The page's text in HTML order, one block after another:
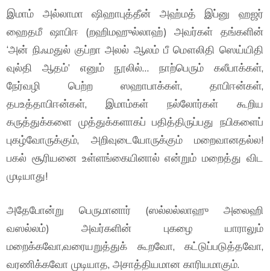
இமாம் அல்லாமா ஷிஹாபுத்தீன் அஹ்மத் இப்னு ஹஜர்
ஹைதமீ ஷாபிஈ (றஹிமஹுல்லாஹ்) அவர்கள் தங்களின்
‘அன் நிஃமதுல் குப்றா அலல் ஆலம் பீ மௌலிதி ஸெய்யிதி
வுல்தி ஆதம்’ எனும் நூலில்… நாற்பெரும் கலீபாக்கள்,
நேர்வழி பெற்ற ஸஹாபாக்கள், தாபிஈன்கள்,
தபஉத்தாபிஈன்கள், இமாம்கள் நல்லோர்கள் கூறிய
கருத்துக்களை முத்துக்களாகப் பதித்திருப்பது நபிகளைப்
புகழ்வோருக்கும், அறிவுடையோருக்கும் மறைவானதல்ல!
பகல் சூரியனை உள்ளங்கையினால் என்றும் மறைத்து விட
முடியாது!
அதேபோன்று பெருமானார் (ஸல்லல்லாஹு அலைஹி
வஸல்லம்) அவர்களின் புகழை யாராலும்
மறைக்கவோ,வரையறுத்துக் கூறவோ, கட்டுப்படுத்தவோ,
வரணிக்கவோ முடியாத, அசாத்தியமான காரியமாகும்.